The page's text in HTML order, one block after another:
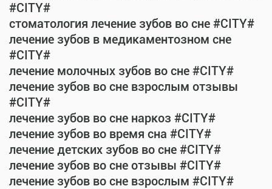
#CITY#
стоматология лечение зубов во сне #CITY#
лечение зубов в медикаментозном сне
#CITY#
лечение молочных зубов во сне #CITY#
лечение зубов во сне взрослым отзывы
#CITY#
лечение зубов во сне наркоз #CITY#
лечение зубов во время сна #CITY#
лечение детских зубов во сне #CITY#
лечение зубов во сне отзывы #CITY#
лечение зубов во сне взрослым #CITY#